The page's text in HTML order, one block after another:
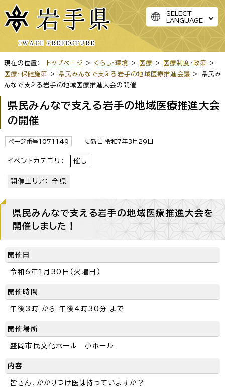
SELECT
LANGUAGE
現在の位置： トップページ > くらし・環境 > 医療 > 医療制度・政策
>
医療・保健施策
> 県民みんなで支える岩手の地域医療推進会議 > 県民み
んなで支える岩手の地域医療推進大会の開催
県民みんなで支える岩手の地域医療推進大会
の開催
ページ番号1071149 更新日 令和7年3月29日
イベントカテゴリ： 催し
開催エリア： 全県
県民みんなで支える岩手の地域医療推進大会を
開催しました！
開催日
令和6年1月30日（火曜日）
開催時間
午後3時 から 午後4時30分 まで
開催場所
盛岡市民文化ホール 小ホール
内容
皆さん、かかりつけ医は持っていますか？